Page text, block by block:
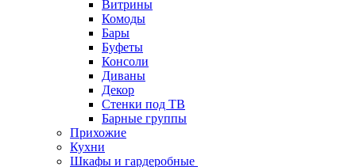
Витрины
Комоды
Бары
Буфеты
Консоли
Диваны
Декор
Стенки под ТВ
Барные группы
Прихожие
Кухни
Шкафы и гардеробные